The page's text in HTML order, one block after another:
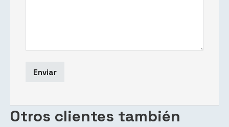
Otros clientes también